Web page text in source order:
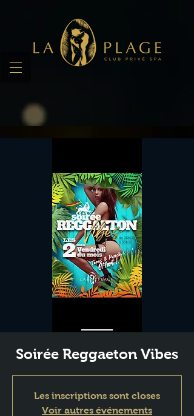
Soirée Reggaeton Vibes
Les inscriptions sont closes
Voir autres événements